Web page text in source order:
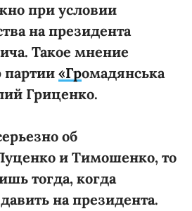
при условии
на президента
Такое мнение
партии «Громадянська
Гриценко.
об
и Тимошенко, то
тогда, когда
на президента.